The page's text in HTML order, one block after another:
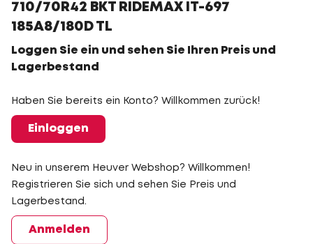
710/70R42 BKT RIDEMAX IT-697
185A8/180D TL
Loggen Sie ein und sehen Sie Ihren Preis und
Lagerbestand
Haben Sie bereits ein Konto? Willkommen zurück!
Einloggen
Neu in unserem Heuver Webshop? Willkommen!
Registrieren Sie sich und sehen Sie Preis und
Lagerbestand.
Anmelden